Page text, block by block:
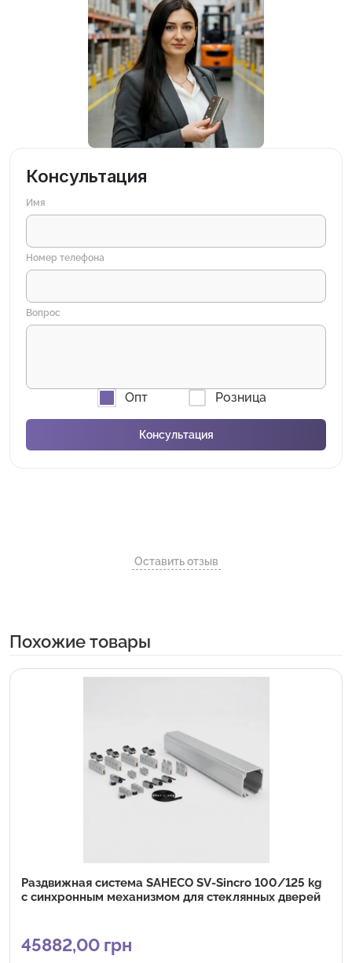
Консультация
Имя
Номер телефона
Вопрос
Опт Розница
Оставить отзыв
Похожие товары
Раздвижная система SAHECO SV-Sincro 100/125 kg
с синхронным механизмом для стеклянных дверей
45882,00 грн